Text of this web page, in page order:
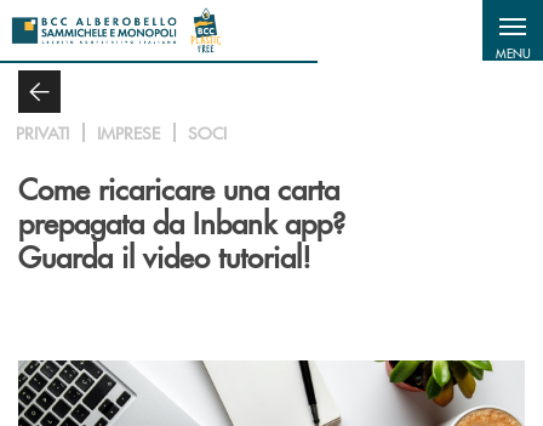
Salta al contenuto principale
MENU
PRIVATI IMPRESE SOCI
Come ricaricare una carta
prepagata da Inbank app?
Guarda il video tutorial!